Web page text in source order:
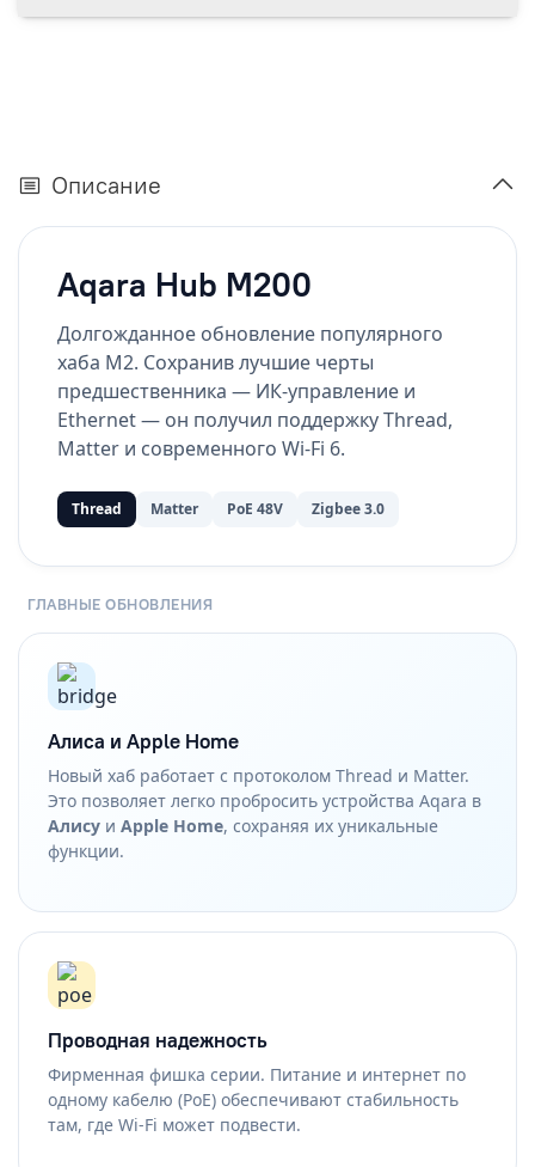
Описание
Aqara Hub M200
Долгожданное обновление популярного
хаба M2. Сохранив лучшие черты
предшественника — ИК-управление и
Ethernet — он получил поддержку Thread,
Matter и современного Wi-Fi 6.
Thread Matter PoE 48V Zigbee 3.0
ГЛАВНЫЕ ОБНОВЛЕНИЯ
Алиса и Apple Home
Новый хаб работает с протоколом Thread и Matter.
Это позволяет легко пробросить устройства Aqara в
Алису и Apple Home, сохраняя их уникальные
функции.
Проводная надежность
Фирменная фишка серии. Питание и интернет по
одному кабелю (PoE) обеспечивают стабильность
там, где Wi-Fi может подвести.